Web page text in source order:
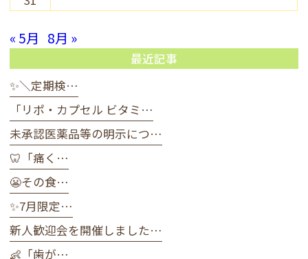
« 5月 8月 »
最近記事
✨＼定期検…
「リポ・カプセル ビタミ…
未承認医薬品等の明示につ…
🦷「痛く…
😬その食…
✨7月限定…
新人歓迎会を開催しました…
👶「歯が…